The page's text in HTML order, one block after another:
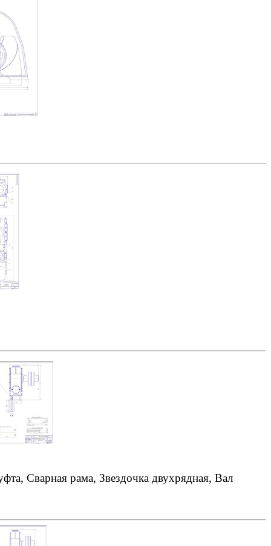
Сварная рама, Звездочка двухрядная, Вал